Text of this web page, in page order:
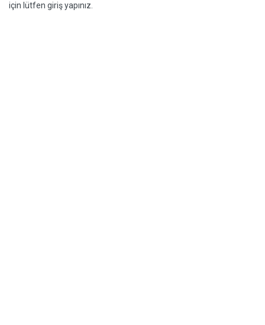
için lütfen giriş yapınız.